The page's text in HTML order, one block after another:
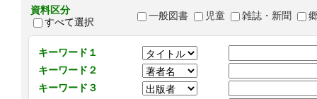
資料区分
すべて選択
一般図書 児童 雑誌・新聞
キーワード１
キーワード２
キーワード３